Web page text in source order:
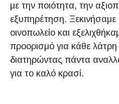
με την ποιότητα, την
εξυπηρέτηση.
οινοπωλείο και
προορισμό για κάθε
διατηρώντας πάντα
για το καλό κρασί.